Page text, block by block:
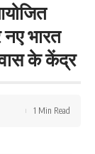
भारत
के केंद्र
1 Min Read